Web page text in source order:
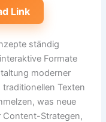
Link
ständig
Formate
moderner
Texten
was neue
Content-Strategen,